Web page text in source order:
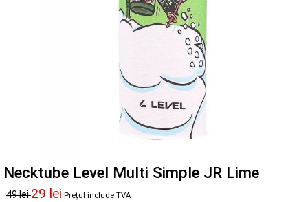
Necktube Level Multi Simple JR Lime
49 lei29 lei Prețul include TVA